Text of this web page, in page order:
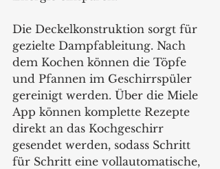
Die Deckelkonstruktion sorgt für
gezielte Dampfableitung. Nach
dem Kochen können die Töpfe
und Pfannen im Geschirrspüler
gereinigt werden. Über die Miele
App können komplette Rezepte
direkt an das Kochgeschirr
gesendet werden, sodass Schritt
für Schritt eine vollautomatische,